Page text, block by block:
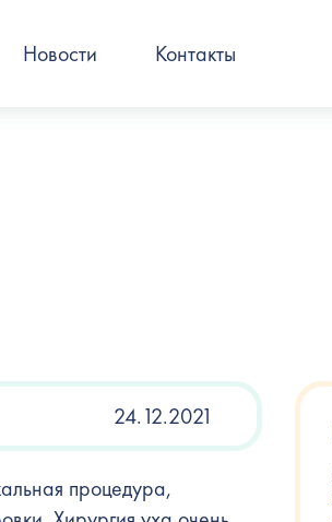
Новости Контакты
24.12.2021
процедура,